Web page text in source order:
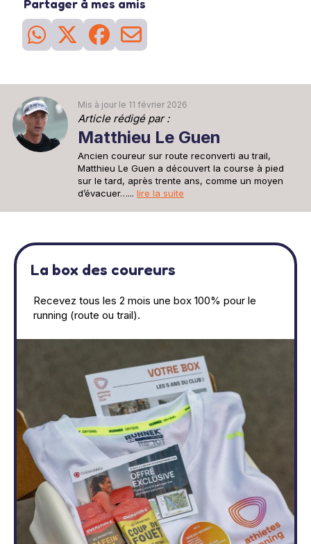
Partager à mes amis
Mis à jour le 11 février 2026
Article rédigé par :
Matthieu Le Guen
Ancien coureur sur route reconverti au trail,
Matthieu Le Guen a découvert la course à pied
sur le tard, après trente ans, comme un moyen
d’évacuer…... lire la suite
La box des coureurs
Recevez tous les 2 mois une box 100% pour le
running (route ou trail).